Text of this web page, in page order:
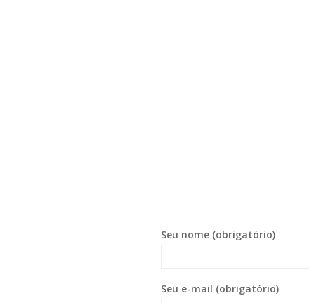
Seu nome (obrigatório)
Seu e-mail (obrigatório)